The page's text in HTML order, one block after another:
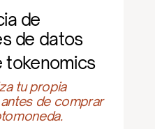
de
de datos
tokenomics
tu propia
de comprar